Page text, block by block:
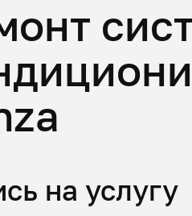
на услугу